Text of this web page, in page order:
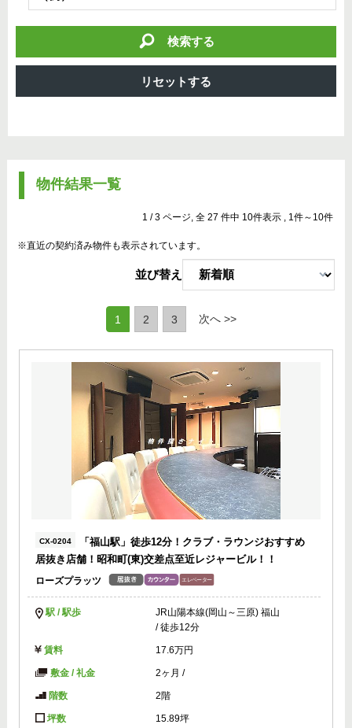
検索する
物件結果一覧
1 / 3 ページ, 全 27 件中 10件表示 , 1件～10件
※直近の契約済み物件も表示されています。
並び替え
1 (current)
2 3 次へ >>
CX-0204
「福山駅」徒歩12分！クラブ・ラウンジおすすめ
居抜き店舗！昭和町(東)交差点至近レジャービル！！
ローズプラッツ
駅 / 駅歩
JR山陽本線(岡山～三原) 福山
/ 徒歩12分
賃料 17.6万円
敷金 / 礼金 2ヶ月 /
階数 2階
坪数 15.89坪